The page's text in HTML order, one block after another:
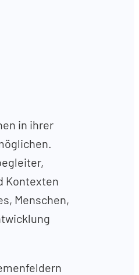
in ihrer
Kontexten
Menschen,